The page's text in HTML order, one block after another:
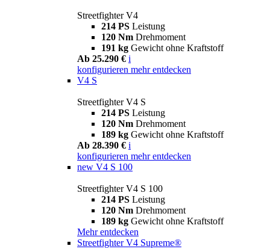
Streetfighter V4
214 PS Leistung
120 Nm Drehmoment
191 kg Gewicht ohne Kraftstoff
Ab 25.290 € i
konfigurieren mehr entdecken
V4 S
Streetfighter V4 S
214 PS Leistung
120 Nm Drehmoment
189 kg Gewicht ohne Kraftstoff
Ab 28.390 € i
konfigurieren mehr entdecken
new V4 S 100
Streetfighter V4 S 100
214 PS Leistung
120 Nm Drehmoment
189 kg Gewicht ohne Kraftstoff
Mehr entdecken
Streetfighter V4 Supreme®